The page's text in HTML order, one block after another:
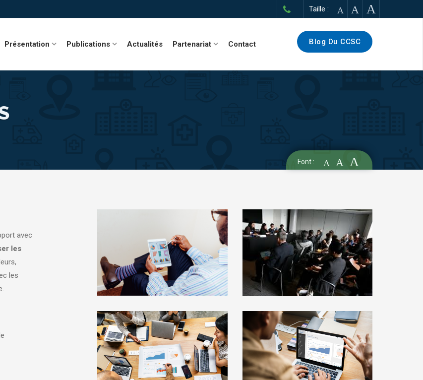
Taille : A A A
Présentation Publications Actualités Partenariat Contact Blog Du CCSC
Font : A A A
avec
les
les